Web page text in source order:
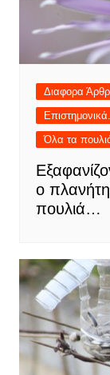
Διαφορα
Επιστημονικά.
Όλα τα
ο
πουλιά…